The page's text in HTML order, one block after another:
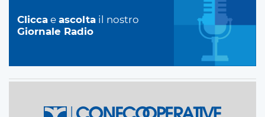
Clicca e ascolta il nostro
Giornale Radio